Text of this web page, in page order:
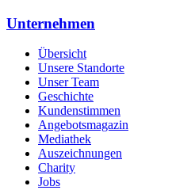
Unternehmen
Übersicht
Unsere Standorte
Unser Team
Geschichte
Kundenstimmen
Angebotsmagazin
Mediathek
Auszeichnungen
Charity
Jobs